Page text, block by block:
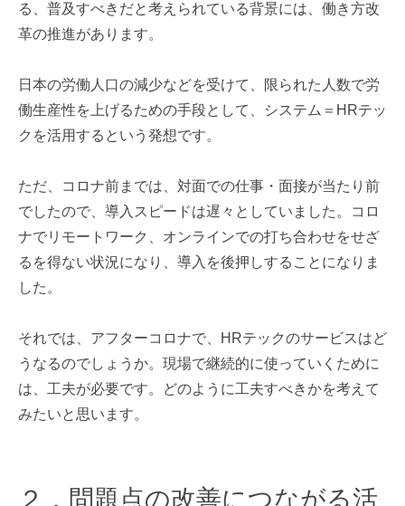
る、普及すべきだと考えられている背景には、働き方改
革の推進があります。
日本の労働人口の減少などを受けて、限られた人数で労
働生産性を上げるための手段として、システム＝HRテッ
クを活用するという発想です。
ただ、コロナ前までは、対面での仕事・面接が当たり前
でしたので、導入スピードは遅々としていました。コロ
ナでリモートワーク、オンラインでの打ち合わせをせざ
るを得ない状況になり、導入を後押しすることになりま
した。
それでは、アフターコロナで、HRテックのサービスはど
うなるのでしょうか。現場で継続的に使っていくために
は、工夫が必要です。どのように工夫すべきかを考えて
みたいと思います。
２．問題点の改善につながる活